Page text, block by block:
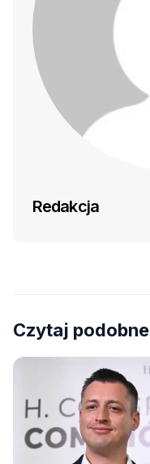
Redakcja
Czytaj podobne